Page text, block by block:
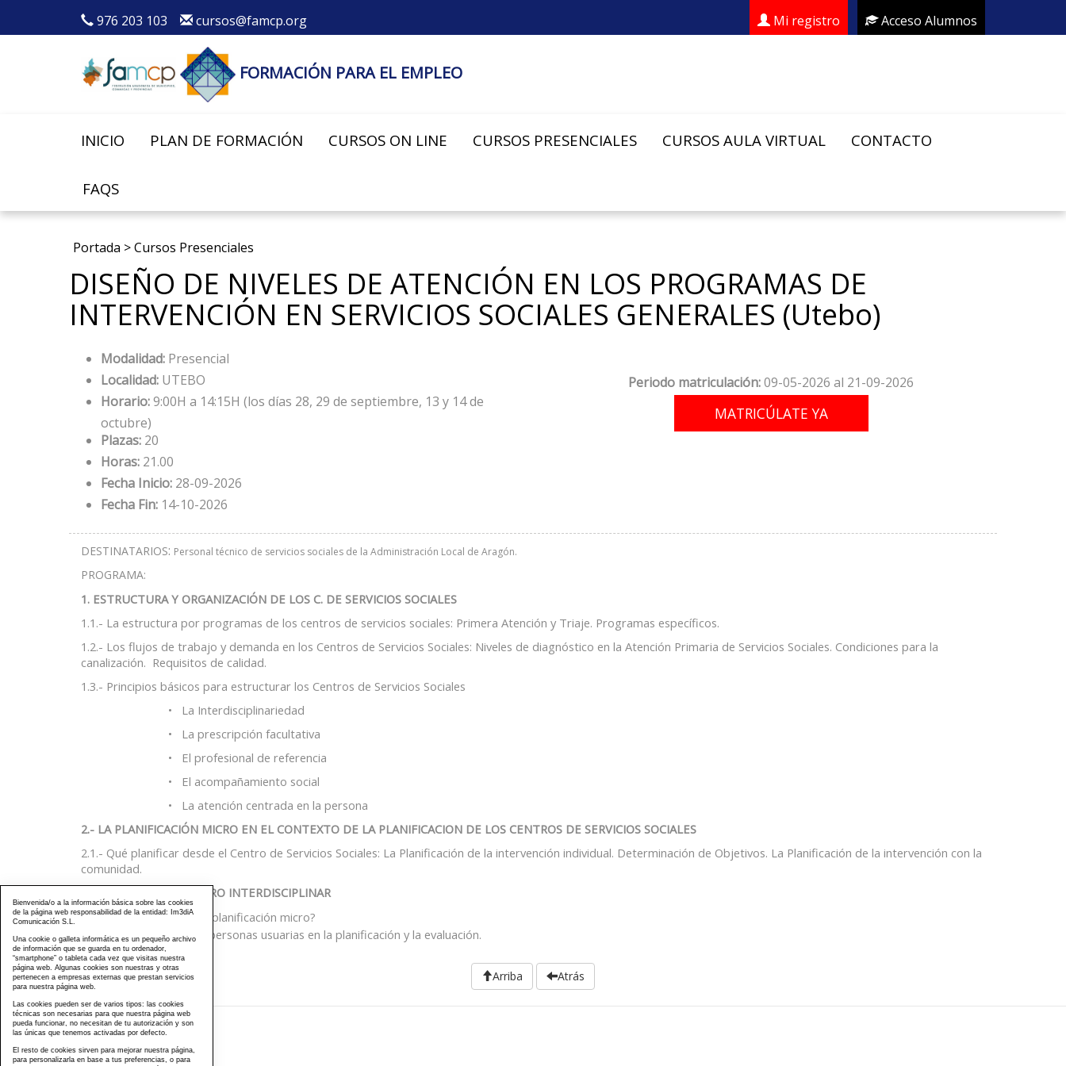
976 203 103 cursos@famcp.org Acceso Alumnos
Mi registro
FORMACIÓN PARA EL EMPLEO
INICIO PLAN DE FORMACIÓN CURSOS ON LINE CURSOS PRESENCIALES CURSOS AULA VIRTUAL CONTACTO
FAQS
Portada >Cursos Presenciales
DISEÑO DE NIVELES DE ATENCIÓN EN LOS PROGRAMAS DE
INTERVENCIÓN EN SERVICIOS SOCIALES GENERALES (Utebo)
Modalidad: Presencial
Localidad: UTEBO
Horario:9:00H a 14:15H (los días 28, 29 de septiembre, 13 y 14 de
octubre)
Plazas: 20
Horas: 21.00
Fecha Inicio: 28-09-2026
Fecha Fin: 14-10-2026
Periodo matriculación:09-05-2026 al 21-09-2026
DESTINATARIOS: Personal técnico de servicios sociales de la Administración Local de Aragón.
PROGRAMA:
1. ESTRUCTURA Y ORGANIZACIÓN DE LOS C. DE SERVICIOS SOCIALES
1.1.- La estructura por programas de los centros de servicios sociales: Primera Atención y Triaje. Programas específicos.
1.2.- Los flujos de trabajo y demanda en los Centros de Servicios Sociales: Niveles de diagnóstico en la Atención Primaria de Servicios Sociales. Condiciones para la
canalización. Requisitos de calidad.
1.3.- Principios básicos para estructurar los Centros de Servicios Sociales
• La Interdisciplinariedad
• La prescripción facultativa
• El profesional de referencia
• El acompañamiento social
• La atención centrada en la persona
2.- LA PLANIFICACIÓN MICRO EN EL CONTEXTO DE LA PLANIFICACION DE LOS CENTROS DE SERVICIOS SOCIALES
2.1.- Qué planificar desde el Centro de Servicios Sociales: La Planificación de la intervención individual. Determinación de Objetivos. La Planificación de la intervención con la
comunidad.
3.- LA EVALUACIÓN MICRO INTERDISCIPLINAR
¿Qué evaluar en la planificación micro?
Implicación de las personas usuarias en la planificación y la evaluación.
Arriba Atrás
976 203 103
Bienvenida/o a la información básica sobre las cookies
de la página web responsabilidad de la entidad: Im3diA
Comunicación S.L.
Una cookie o galleta informática es un pequeño archivo
de información que se guarda en tu ordenador,
“smartphone” o tableta cada vez que visitas nuestra
página web. Algunas cookies son nuestras y otras
pertenecen a empresas externas que prestan servicios
para nuestra página web.
Las cookies pueden ser de varios tipos: las cookies
técnicas son necesarias para que nuestra página web
pueda funcionar, no necesitan de tu autorización y son
las únicas que tenemos activadas por defecto.
El resto de cookies sirven para mejorar nuestra página,
para personalizarla en base a tus preferencias, o para